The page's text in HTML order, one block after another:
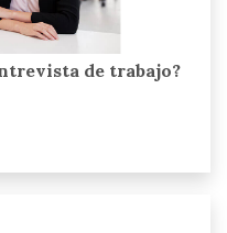
de trabajo?